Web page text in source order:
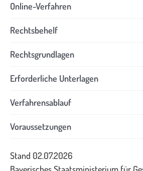
Online-Verfahren
Rechtsbehelf
Rechtsgrundlagen
Erforderliche Unterlagen
Verfahrensablauf
Voraussetzungen
Stand 02.07.2026